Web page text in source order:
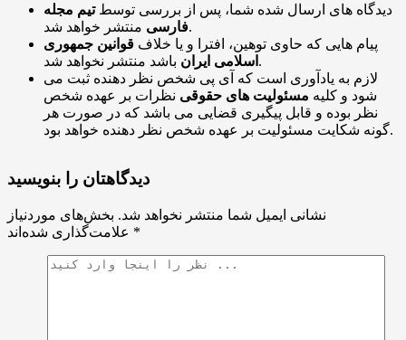
دیدگاه های ارسال شده شما، پس از بررسی توسطتیم مجله
فارسیمنتشر خواهد شد.
پیام هایی که حاوی توهین، افترا و یا خلاف قوانین جمهوری
اسلامی ایران باشد منتشر نخواهد شد.
لازم به یادآوری است که آی پی شخص نظر دهنده ثبت می
شود و کلیه مسئولیت های حقوقی نظرات بر عهده شخص
نظر بوده و قابل پیگیری قضایی می باشد که در صورت هر
گونه شکایت مسئولیت بر عهده شخص نظر دهنده خواهد بود.
دیدگاهتان را بنویسید
نشانی ایمیل شما منتشر نخواهد شد. بخش‌های موردنیاز
*